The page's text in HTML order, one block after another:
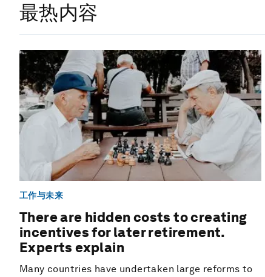
最热内容
工作与未来
There are hidden costs to creating
incentives for later retirement.
Experts explain
Many countries have undertaken large reforms to